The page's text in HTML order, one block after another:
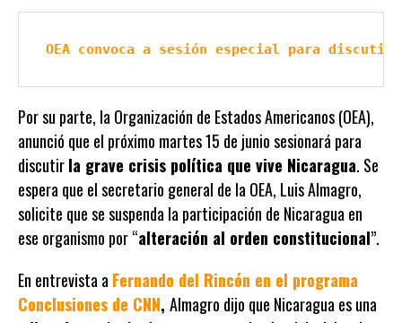
OEA convoca a sesión especial para
Por su parte, la Organización de Estados Americanos (OEA),
anunció que el próximo martes 15 de junio sesionará para
discutirla grave crisis política que vive Nicaragua. Se
espera que el secretario general de la OEA, Luis Almagro,
solicite que se suspenda la participación de Nicaragua en
ese organismo por “alteración al orden constitucional”.
En entrevista aFernando del Rincón en el programa
Conclusiones de CNN, Almagro dijo que Nicaragua es una